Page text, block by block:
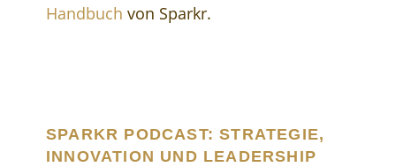
Handbuch von Sparkr.
SPARKR PODCAST: STRATEGIE,
INNOVATION UND LEADERSHIP